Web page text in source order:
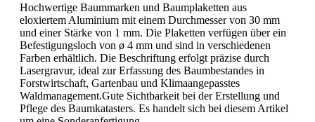
Hochwertige Baummarken und Baumplaketten aus
eloxiertem Aluminium mit einem Durchmesser von 30 mm
und einer Stärke von 1 mm. Die Plaketten verfügen über ein
Befestigungsloch von ø 4 mm und sind in verschiedenen
Farben erhältlich. Die Beschriftung erfolgt präzise durch
Lasergravur, ideal zur Erfassung des Baumbestandes in
Forstwirtschaft, Gartenbau und Klimaangepasstes
Waldmanagement.Gute Sichtbarkeit bei der Erstellung und
Pflege des Baumkatasters. Es handelt sich bei diesem Artikel